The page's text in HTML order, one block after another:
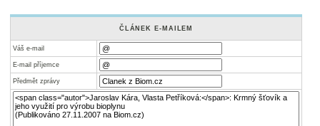
ČLÁNEK E-MAILEM
Váš e-mail
E-mail příjemce
Předmět zprávy